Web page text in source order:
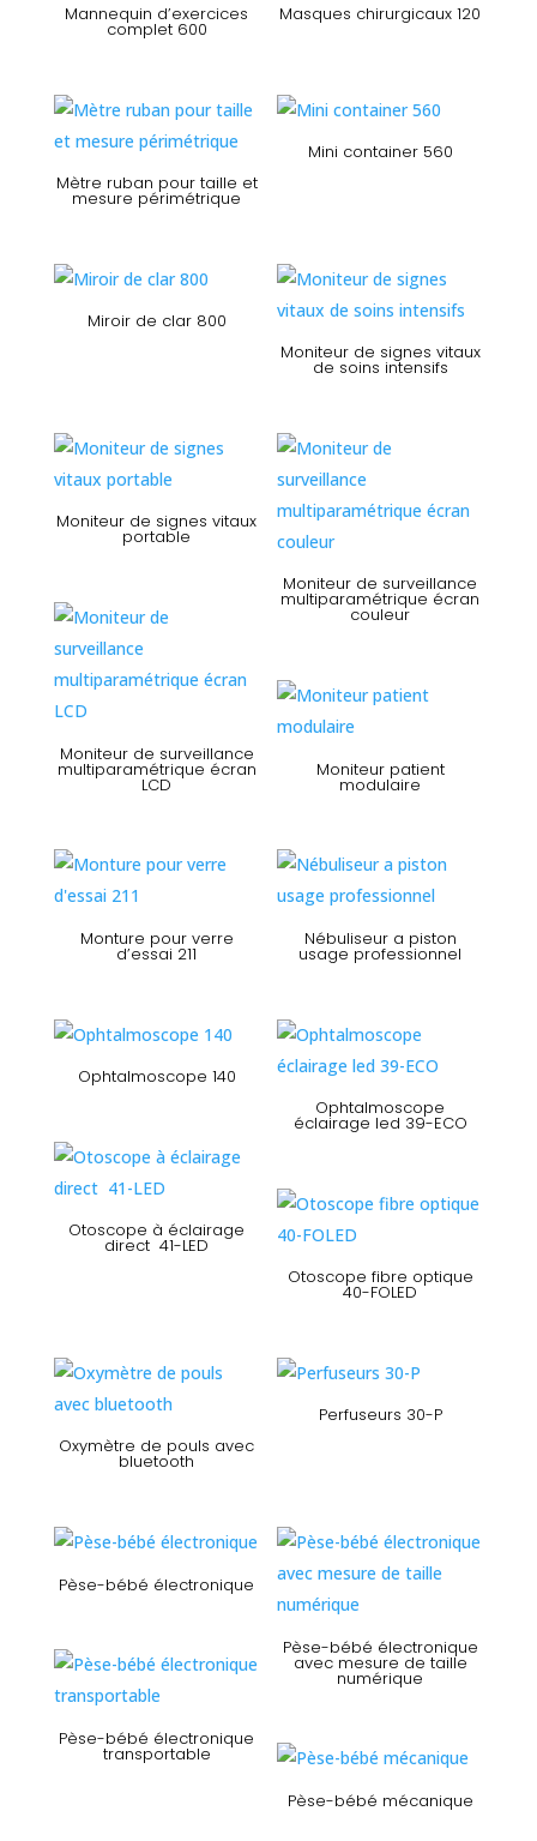
Mannequin d’exercices
complet 600
Masques chirurgicaux 120
Mètre ruban pour taille et
mesure périmétrique
Mini container 560
Miroir de clar 800
Moniteur de signes vitaux
de soins intensifs
Moniteur de signes vitaux
portable
Moniteur de surveillance
multiparamétrique écran
couleur
Moniteur de surveillance
multiparamétrique écran
LCD
Moniteur patient
modulaire
Monture pour verre
d’essai 211
Nébuliseur a piston
usage professionnel
Ophtalmoscope 140
Ophtalmoscope
éclairage led 39-ECO
Otoscope à éclairage
direct 41-LED
Otoscope fibre optique
40-FOLED
Oxymètre de pouls avec
bluetooth
Perfuseurs 30-P
Pèse-bébé électronique
Pèse-bébé électronique
avec mesure de taille
numérique
Pèse-bébé électronique
transportable
Pèse-bébé mécanique